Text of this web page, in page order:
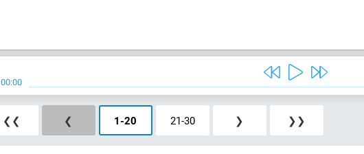
00:00
❮❮ ❮ 1-20 21-30 ❯ ❯❯